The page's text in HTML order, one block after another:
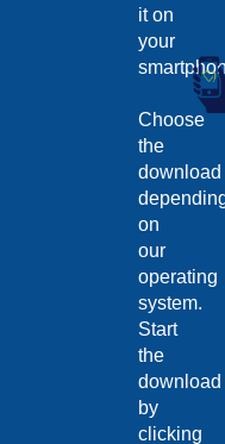
it on
your
Choose
the
download
on
our
operating
system.
Start
the
download
by
clicking